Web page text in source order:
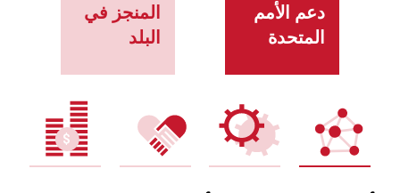
دعم الأمم
المتحدة
المنجز في
البلد